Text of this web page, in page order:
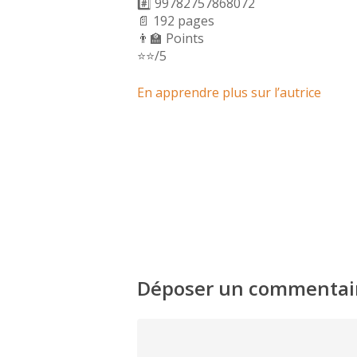
📄 192 pages
👨‍🏫 Points
⭐️⭐️/5
En apprendre plus sur l’autrice
Déposer un